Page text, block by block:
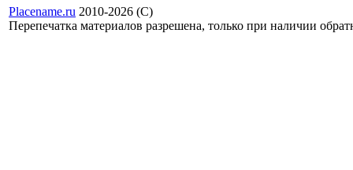
Placename.ru 2010-2026 (С)
Перепечатка материалов разрешена, только при наличии